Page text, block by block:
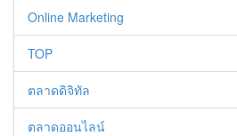
Online Marketing
TOP
ตลาดดิจิทัล
ตลาดออนไลน์